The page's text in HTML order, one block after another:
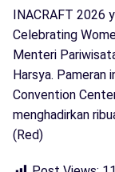
INACRAFT 2026
Celebrating
Menteri
Harsya. Pameran
Convention
menghadirkan
(Red)